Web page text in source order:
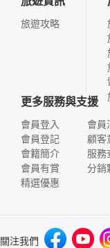
旅遊攻略
更多服務與支援
會員登入
會員登記
會籍簡介
會員有賞
精選優惠
會員
顧客
服務
分銷
關注我們